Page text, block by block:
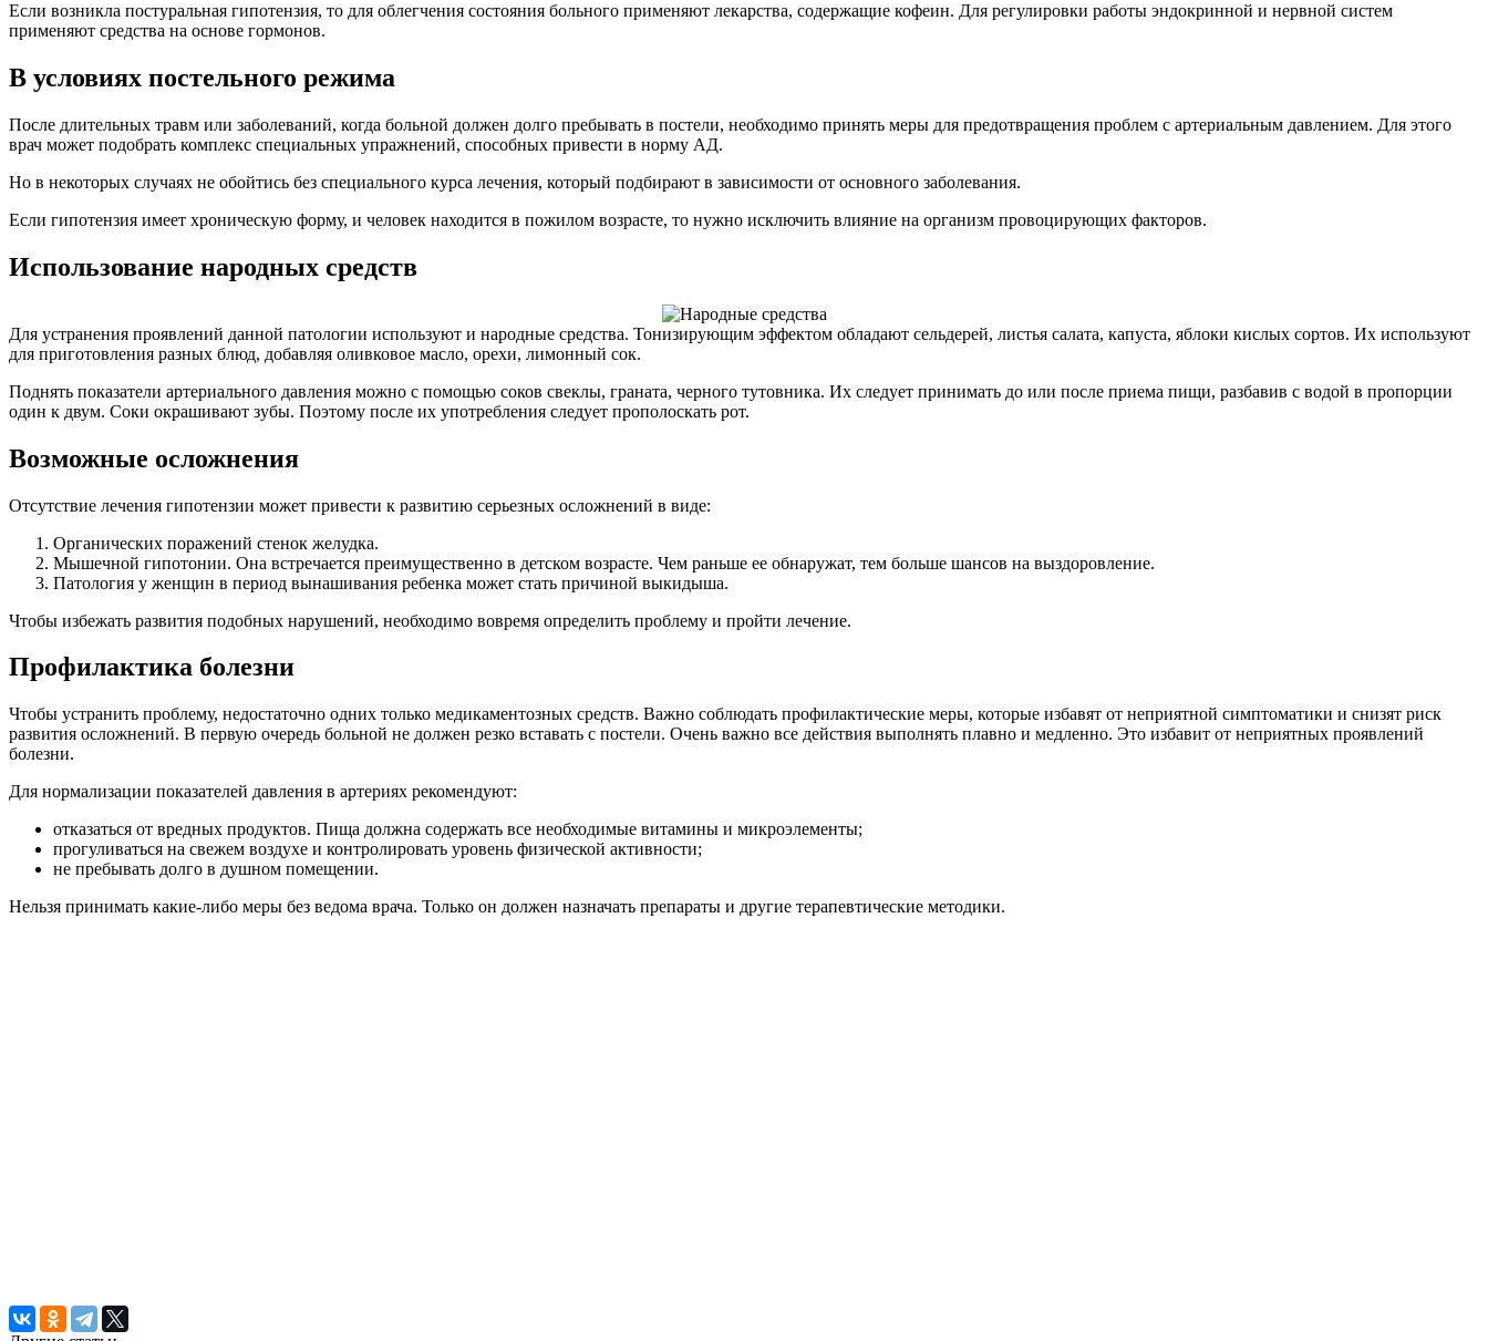
Если возникла постуральная гипотензия, то для облегчения состояния больного применяют лекарства, содержащие кофеин. Для регулировки работы эндокринной и нервной систем
применяют средства на основе гормонов.
В условиях постельного режима
После длительных травм или заболеваний, когда больной должен долго пребывать в постели, необходимо принять меры для предотвращения проблем с артериальным давлением. Для этого
врач может подобрать комплекс специальных упражнений, способных привести в норму АД.
Но в некоторых случаях не обойтись без специального курса лечения, который подбирают в зависимости от основного заболевания.
Если гипотензия имеет хроническую форму, и человек находится в пожилом возрасте, то нужно исключить влияние на организм провоцирующих факторов.
Использование народных средств
Для устранения проявлений данной патологии используют и народные средства. Тонизирующим эффектом обладают сельдерей, листья салата, капуста, яблоки кислых сортов. Их используют
для приготовления разных блюд, добавляя оливковое масло, орехи, лимонный сок.
Поднять показатели артериального давления можно с помощью соков свеклы, граната, черного тутовника. Их следует принимать до или после приема пищи, разбавив с водой в пропорции
один к двум. Соки окрашивают зубы. Поэтому после их употребления следует прополоскать рот.
Возможные осложнения
Отсутствие лечения гипотензии может привести к развитию серьезных осложнений в виде:
Органических поражений стенок желудка.
Мышечной гипотонии. Она встречается преимущественно в детском возрасте. Чем раньше ее обнаружат, тем больше шансов на выздоровление.
Патология у женщин в период вынашивания ребенка может стать причиной выкидыша.
Чтобы избежать развития подобных нарушений, необходимо вовремя определить проблему и пройти лечение.
Профилактика болезни
Чтобы устранить проблему, недостаточно одних только медикаментозных средств. Важно соблюдать профилактические меры, которые избавят от неприятной симптоматики и снизят риск
развития осложнений. В первую очередь больной не должен резко вставать с постели. Очень важно все действия выполнять плавно и медленно. Это избавит от неприятных проявлений
болезни.
Для нормализации показателей давления в артериях рекомендуют:
отказаться от вредных продуктов. Пища должна содержать все необходимые витамины и микроэлементы;
прогуливаться на свежем воздухе и контролировать уровень физической активности;
не пребывать долго в душном помещении.
Нельзя принимать какие-либо меры без ведома врача. Только он должен назначать препараты и другие терапевтические методики.